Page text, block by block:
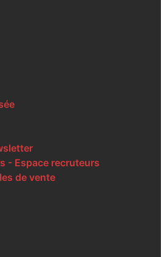
- Espace recruteurs
de vente